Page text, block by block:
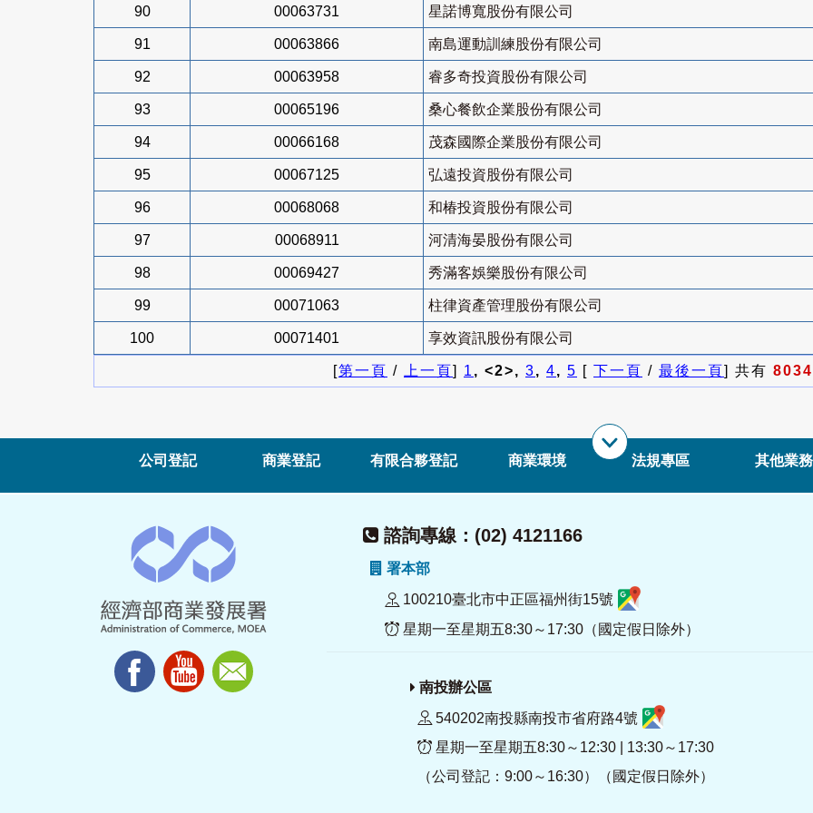
90 00063731 星諾博寬股份有限公司
91 00063866 南島運動訓練股份有限公司
92 00063958 睿多奇投資股份有限公司
93 00065196 桑心餐飲企業股份有限公司
94 00066168 茂森國際企業股份有限公司
95 00067125 弘遠投資股份有限公司
96 00068068 和椿投資股份有限公司
97 00068911 河清海晏股份有限公司
98 00069427 秀滿客娛樂股份有限公司
99 00071063 柱律資產管理股份有限公司
100 00071401 享效資訊股份有限公司
[第一頁 / 上一頁] 1, <2>, 3, 4, 5 [ 下一頁 / 最後一頁] 共有 8034
公司登記 商業登記 有限合夥登記 商業環境 法規專區 其他業務
諮詢專線：(02) 4121166
署本部
100210臺北市中正區福州街15號
星期一至星期五8:30～17:30（國定假日除外）
南投辦公區
540202南投縣南投市省府路4號
星期一至星期五8:30～12:30 | 13:30～17:30
（公司登記：9:00～16:30）（國定假日除外）